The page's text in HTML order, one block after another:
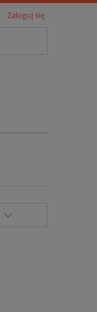
Zaloguj się